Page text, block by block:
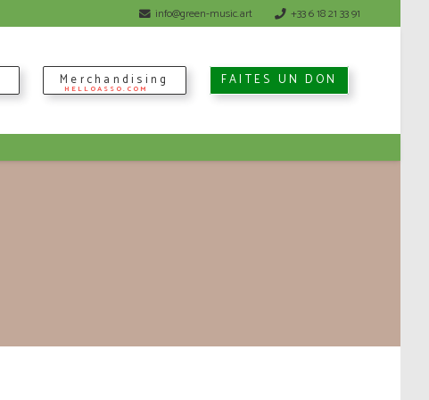
info@green-music.art +33 6 18 21 33 91
Merchandising FAITES UN DON